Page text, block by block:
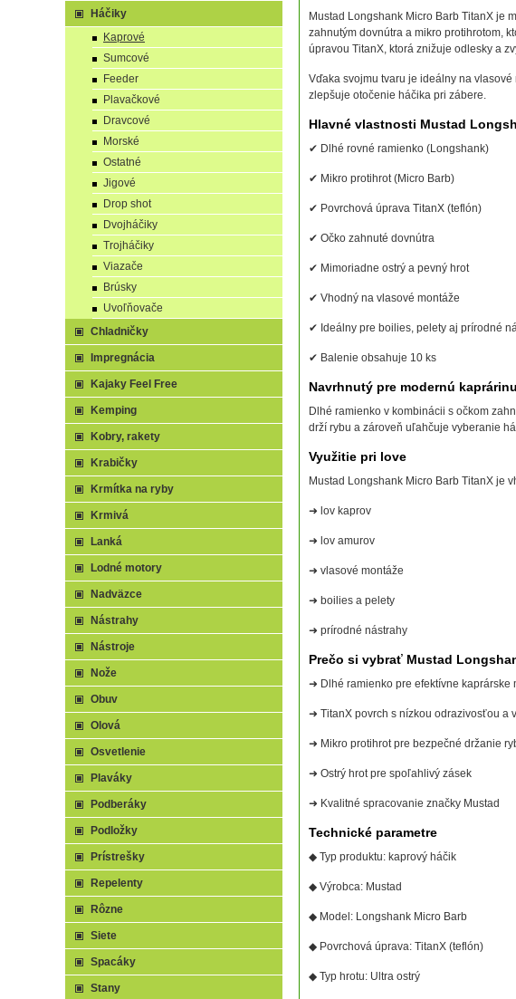
Mustad Longshank Micro Barb TitanX je
zahnutým dovnútra a mikro protihrotom,
úpravou TitanX, ktorá znižuje odlesky a
Vďaka svojmu tvaru je ideálny na
zlepšuje otočenie háčika pri zábere.
Hlavné vlastnosti Mustad
✔ Dlhé rovné ramienko (Longshank)
✔ Mikro protihrot (Micro Barb)
✔ Povrchová úprava TitanX (teflón)
✔ Očko zahnuté dovnútra
✔ Mimoriadne ostrý a pevný hrot
✔ Vhodný na vlasové montáže
✔ Ideálny pre boilies, pelety aj prírodné
✔ Balenie obsahuje 10 ks
Navrhnutý pre modernú kaprárinu
Dlhé ramienko v kombinácii s očkom
drží rybu a zároveň uľahčuje vyberanie
Využitie pri love
Mustad Longshank Micro Barb TitanX je
➜ lov kaprov
➜ lov amurov
➜ vlasové montáže
➜ boilies a pelety
➜ prírodné nástrahy
Prečo si vybrať Mustad
➜ Dlhé ramienko pre efektívne kaprárske
➜ TitanX povrch s nízkou odrazivosťou a
➜ Mikro protihrot pre bezpečné držanie
➜ Ostrý hrot pre spoľahlivý zásek
➜ Kvalitné spracovanie značky Mustad
Technické parametre
◆ Typ produktu: kaprový háčik
◆ Výrobca: Mustad
◆ Model: Longshank Micro Barb
◆ Povrchová úprava: TitanX (teflón)
◆ Typ hrotu: Ultra ostrý
Háčiky
Kaprové
Sumcové
Feeder
Plavačkové
Dravcové
Morské
Ostatné
Jigové
Drop shot
Dvojháčiky
Trojháčiky
Viazače
Brúsky
Uvoľňovače
Chladničky
Impregnácia
Kajaky Feel Free
Kemping
Kobry, rakety
Krabičky
Krmítka na ryby
Krmivá
Lanká
Lodné motory
Nadväzce
Nástrahy
Nástroje
Nože
Obuv
Olová
Osvetlenie
Plaváky
Podberáky
Podložky
Prístrešky
Repelenty
Rôzne
Siete
Spacáky
Stany